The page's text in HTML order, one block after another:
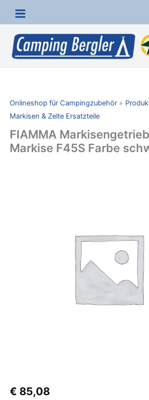
Inhalt
springen
Onlineshop für Campingzubehör
Markisen & Zelte Ersatzteile
FIAMMA
Markise F45S Farbe
€ 85,08